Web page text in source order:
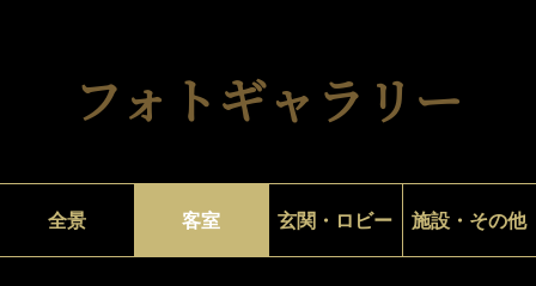
フォトギャラリー
全景 客室 玄関・ロビー 施設・その他